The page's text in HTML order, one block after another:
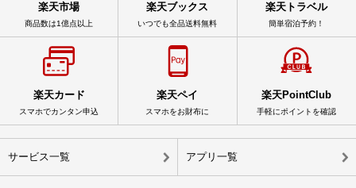
楽天市場
商品数は1億点以上
楽天ブックス
いつでも全品送料無料
楽天トラベル
簡単宿泊予約！
楽天カード
スマホでカンタン申込
楽天ペイ
スマホをお財布に
楽天PointClub
手軽にポイントを確認
サービス一覧 アプリ一覧